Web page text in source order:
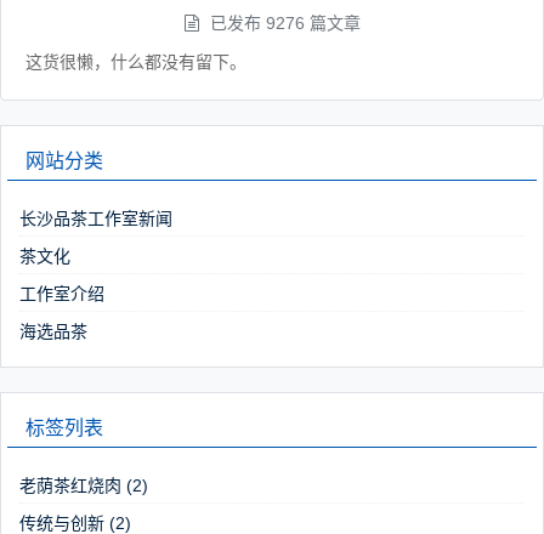
已发布 9276 篇文章
这货很懒，什么都没有留下。
网站分类
长沙品茶工作室新闻
茶文化
工作室介绍
海选品茶
标签列表
老荫茶红烧肉 (2)
传统与创新 (2)